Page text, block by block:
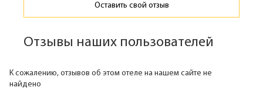
Оставить свой отзыв
Отзывы наших пользователей
К сожалению, отзывов об этом отеле на нашем сайте не
найдено